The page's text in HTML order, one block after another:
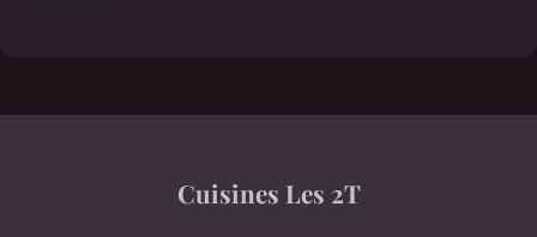
Cuisines Les 2T